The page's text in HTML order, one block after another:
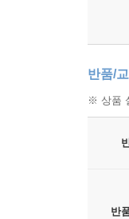
반품/
※ 상품
반